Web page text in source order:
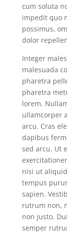
cum soluta
impedit quo
possimus,
dolor
Integer
malesuada
pharetra
pharetra
lorem.
ullamcorper
arcu. Cras
dapibus
sed arcu. Ut
nisi ut
tempus
sapien.
rutrum non,
non justo.
semper